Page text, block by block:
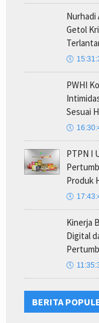
Nurhadi
Getol
🕔
PWHI
Sesuai
🕔
PTPN I
Produk
🕔
Kinerja
Digital
🕔
BERITA